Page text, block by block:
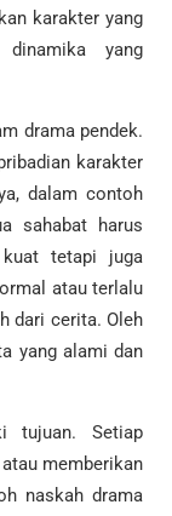
karakter yang
dinamika yang
drama pendek.
karakter
dalam contoh
sahabat harus
kuat tetapi juga
atau terlalu
dari cerita. Oleh
yang alami dan
tujuan. Setiap
memberikan
naskah drama